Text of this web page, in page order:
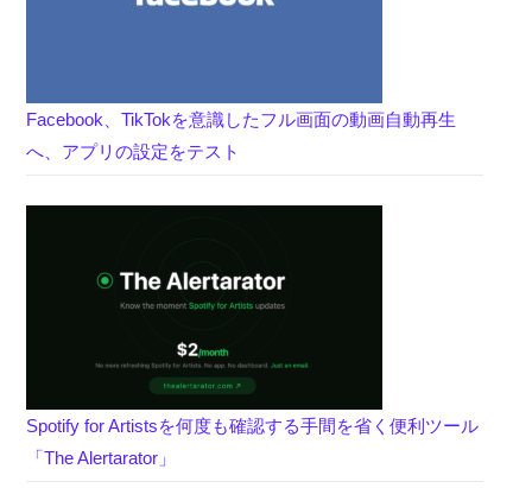
Facebook、TikTokを意識したフル画面の動画自動再生
へ、アプリの設定をテスト
Spotify for Artistsを何度も確認する手間を省く便利ツール
「The Alertarator」